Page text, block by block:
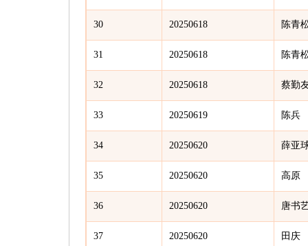
30 20250618 陈青
31 20250618 陈青
32 20250618 蔡勤
33 20250619 陈兵
34 20250620 薛亚
35 20250620 高原
36 20250620 唐书
37 20250620 田庆